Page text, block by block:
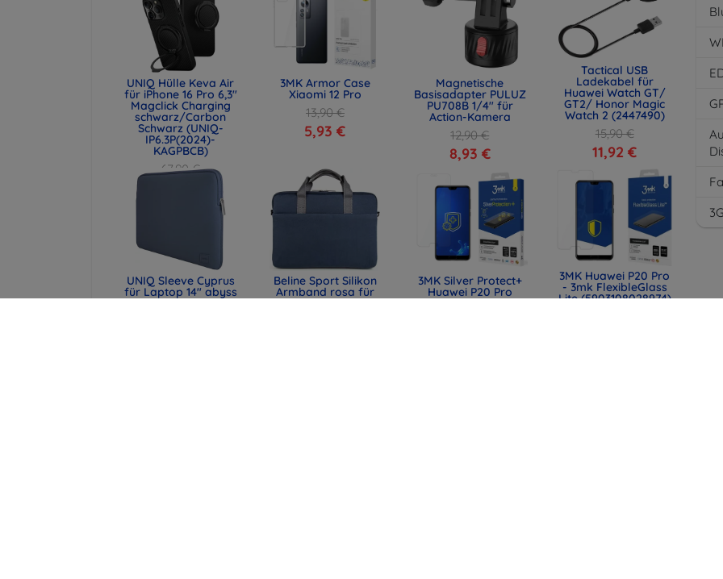
UNIQ Hülle Keva Air
für iPhone 16 Pro 6,3"
Magclick Charging
schwarz/Carbon
Schwarz (UNIQ-
IP6.3P(2024)-
KAGPBCB)
67,90 €
3MK Armor Case
Xiaomi 12 Pro
13,90 €
5,93 €
UNIQ Sleeve Cyprus
für Laptop 14" abyss
blue,
Beline Sport Silikon
Armband rosa für
Apple Watch
Magnetische
Basisadapter PULUZ
PU708B 1/4" für
Action-Kamera
12,90 €
8,93 €
Tactical USB
Ladekabel für
Huawei Watch GT/
GT2/ Honor Magic
Watch 2 (2447490)
15,90 €
11,92 €
3MK Silver Protect+
Huawei P20 Pro
Nassmontage,
3MK Huawei P20 Pro
- 3mk FlexibleGlass
Lite (5903108028974)
3G